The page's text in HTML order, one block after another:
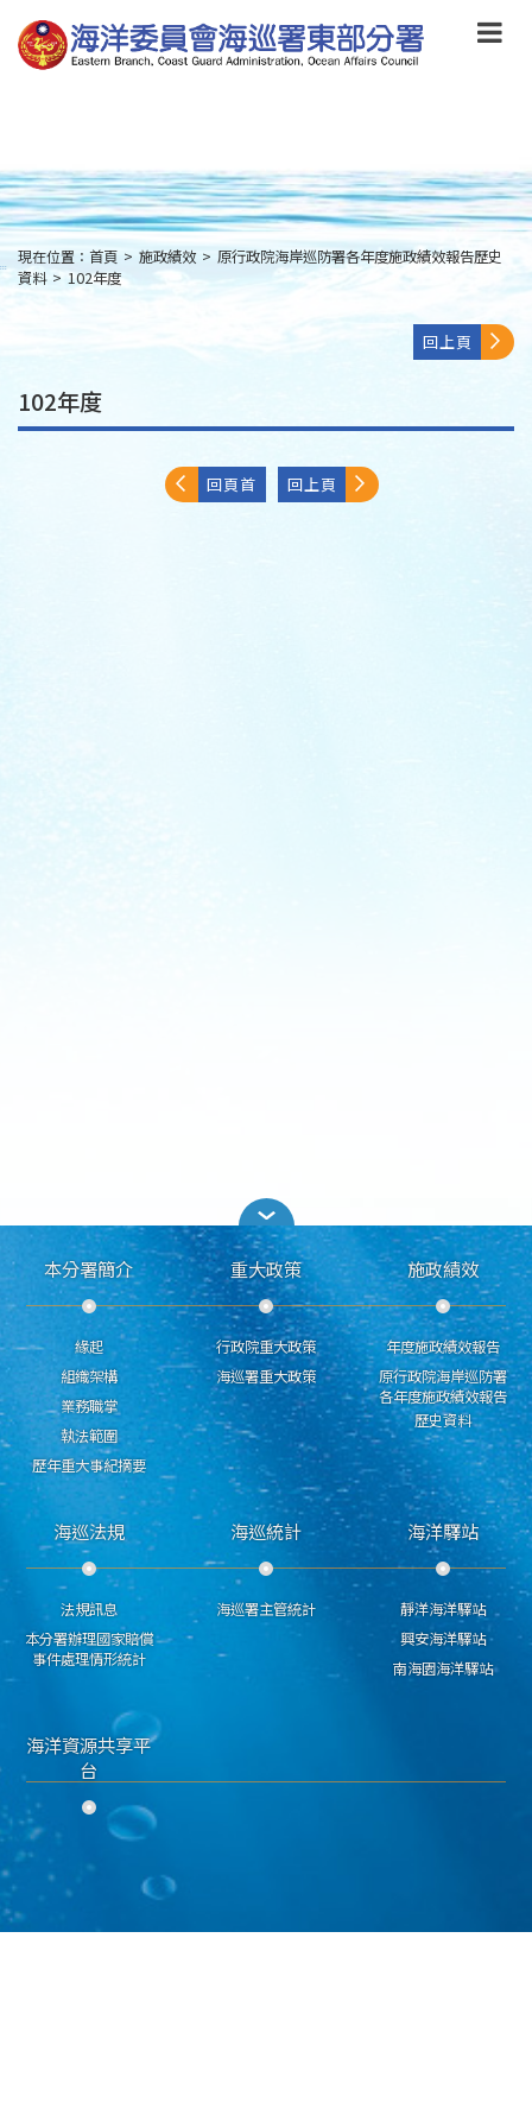
到
主
要
main
content
:::
現在位置： 首頁 > 施政績效 > 原行政院海岸巡防署各年度施政績效報告歷史
資料 > 102年度
回上頁
102年度
回頁首 回上頁
本分署簡介
緣起
組織架構
業務職掌
執法範圍
歷年重大事紀摘要
重大政策
行政院重大政策
海巡署重大政策
施政績效
年度施政績效報告
原行政院海岸巡防署
各年度施政績效報告
歷史資料
海巡法規
法規訊息
本分署辦理國家賠償
事件處理情形統計
海巡統計
海巡署主管統計
海洋驛站
靜洋海洋驛站
興安海洋驛站
南海園海洋驛站
海洋資源共享平
台